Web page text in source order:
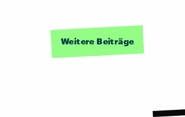
Weitere Beiträge